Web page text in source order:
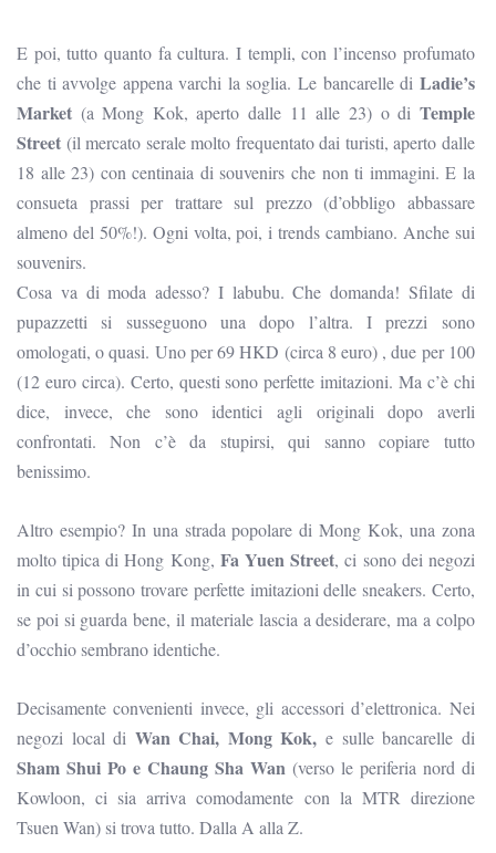
E poi, tutto quanto fa cultura. I templi, con l’incenso profumato
che ti avvolge appena varchi la soglia. Le bancarelle di Ladie’s
Market (a Mong Kok, aperto dalle 11 alle 23) o di Temple
Street (il mercato serale molto frequentato dai turisti, aperto dalle
18 alle 23) con centinaia di souvenirs che non ti immagini. E la
consueta prassi per trattare sul prezzo (d’obbligo abbassare
almeno del 50%!). Ogni volta, poi, i trends cambiano. Anche sui
souvenirs.
Cosa va di moda adesso? I labubu. Che domanda! Sfilate di
pupazzetti si susseguono una dopo l’altra. I prezzi sono
omologati, o quasi. Uno per 69 HKD (circa 8 euro) , due per 100
(12 euro circa). Certo, questi sono perfette imitazioni. Ma c’è chi
dice, invece, che sono identici agli originali dopo averli
confrontati. Non c’è da stupirsi, qui sanno copiare tutto
benissimo.
Altro esempio? In una strada popolare di Mong Kok, una zona
molto tipica di Hong Kong, Fa Yuen Street, ci sono dei negozi
in cui si possono trovare perfette imitazioni delle sneakers. Certo,
se poi si guarda bene, il materiale lascia a desiderare, ma a colpo
d’occhio sembrano identiche.
Decisamente convenienti invece, gli accessori d’elettronica. Nei
negozi local di Wan Chai, Mong Kok, e sulle bancarelle di
Sham Shui Po e Chaung Sha Wan (verso le periferia nord di
Kowloon, ci sia arriva comodamente con la MTR direzione
Tsuen Wan) si trova tutto. Dalla A alla Z.